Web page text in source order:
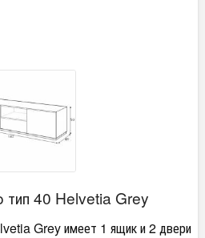
тип 40 Helvetia Grey
Grey имеет 1 ящик и 2 двери